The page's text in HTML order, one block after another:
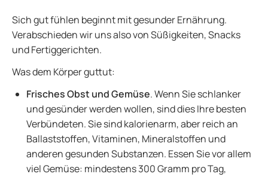
Sich gut fühlen beginnt mit gesunder Ernährung.
Verabschieden wir uns also von Süßigkeiten, Snacks
und Fertiggerichten.
Was dem Körper guttut:
Frisches Obst und Gemüse. Wenn Sie schlanker
und gesünder werden wollen, sind dies Ihre besten
Verbündeten. Sie sind kalorienarm, aber reich an
Ballaststoffen, Vitaminen, Mineralstoffen und
anderen gesunden Substanzen. Essen Sie vor allem
viel Gemüse: mindestens 300 Gramm pro Tag,